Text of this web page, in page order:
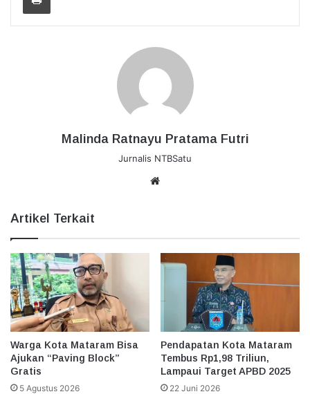
Malinda Ratnayu Pratama Futri
Jurnalis NTBSatu
Artikel Terkait
Warga Kota Mataram Bisa
Ajukan “Paving Block”
Gratis
5 Agustus 2026
Pendapatan Kota Mataram
Tembus Rp1,98 Triliun,
Lampaui Target APBD 2025
22 Juni 2026